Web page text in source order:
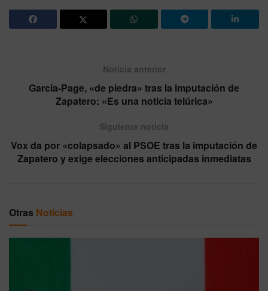
Noticia anterior
García-Page, «de piedra» tras la imputación de
Zapatero: «Es una noticia telúrica»
Siguiente noticia
Vox da por «colapsado» al PSOE tras la imputación de
Zapatero y exige elecciones anticipadas inmediatas
Otras Noticias